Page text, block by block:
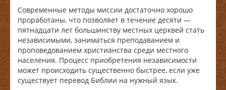
Современные методы миссии достаточно хорошо
проработаны, что позволяет в течение десяти —
пятнадцати лет большинству местных церквей стать
независимыми, заниматься преподаванием и
проповедованием христианства среди местного
населения. Процесс приобретения независимости
может происходить существенно быстрее, если уже
существует перевод Библии на нужный язык.